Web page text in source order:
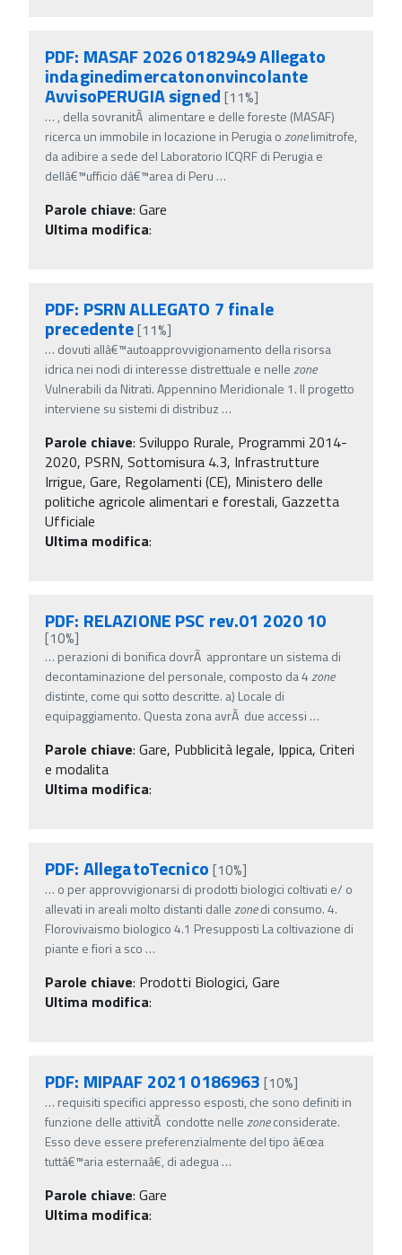
PDF: MASAF 2026 0182949 Allegato
indaginedimercatononvincolante
AvvisoPERUGIA signed [11%]
… , della sovranitÃ alimentare e delle foreste (MASAF)
ricerca un immobile in locazione in Perugia ozonelimitrofe,
da adibire a sede del Laboratorio ICQRF di Perugia e
dellâ€™ufficio dâ€™area di Peru …
Parole chiave: Gare
Ultima modifica:
PDF: PSRN ALLEGATO 7 finale
precedente[11%]
… dovuti allâ€™autoapprovvigionamento della risorsa
idrica nei nodi di interesse distrettuale e nellezone
Vulnerabili da Nitrati. Appennino Meridionale 1. Il progetto
interviene su sistemi di distribuz …
Parole chiave: Sviluppo Rurale, Programmi 2014-
2020, PSRN, Sottomisura 4.3, Infrastrutture
Irrigue, Gare, Regolamenti (CE), Ministero delle
politiche agricole alimentari e forestali, Gazzetta
Ufficiale
Ultima modifica:
PDF: RELAZIONE PSC rev.01 2020 10
[10%]
… perazioni di bonifica dovrÃ approntare un sistema di
decontaminazione del personale, composto da 4zone
distinte, come qui sotto descritte. a) Locale di
equipaggiamento. Questa zona avrÃ due accessi …
Parole chiave: Gare, Pubblicità legale, Ippica, Criteri
e modalita
Ultima modifica:
PDF: AllegatoTecnico [10%]
… o per approvvigionarsi di prodotti biologici coltivati e/ o
allevati in areali molto distanti dallezonedi consumo. 4.
Florovivaismo biologico 4.1 Presupposti La coltivazione di
piante e fiori a sco …
Parole chiave: Prodotti Biologici, Gare
Ultima modifica:
PDF: MIPAAF 2021 0186963 [10%]
… requisiti specifici appresso esposti, che sono definiti in
funzione delle attivitÃ condotte nellezoneconsiderate.
Esso deve essere preferenzialmente del tipo â€œa
tuttâ€™aria esternaâ€, di adegua…
Parole chiave: Gare
Ultima modifica: